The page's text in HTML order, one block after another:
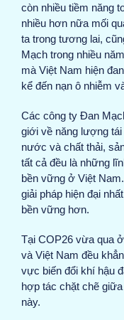
còn nhiều tiềm năng
nhiều hơn nữa mối
ta trong tương lai,
Mạch trong nhiều
mà Việt Nam hiện
kể đến nạn ô nhiễm
Các công ty Đan
giới về năng lượng
nước và chất thải,
tất cả đều là những
bền vững ở Việt
giải pháp hiện đại
bền vững hơn.
Tại COP26 vừa qua
và Việt Nam đều
vực biến đổi khí hậu
hợp tác chặt chẽ
này.